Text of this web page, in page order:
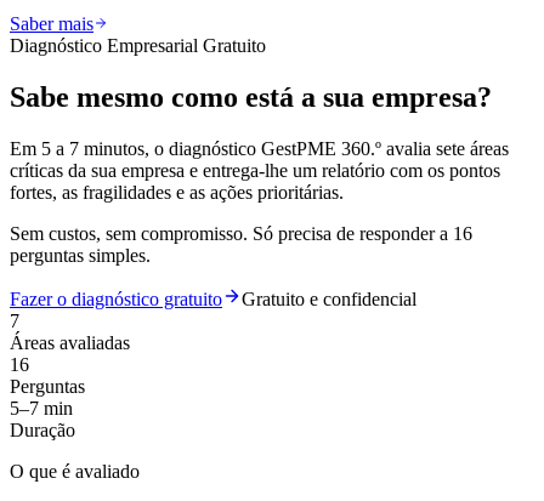
Saber mais
Diagnóstico Empresarial Gratuito
Sabe mesmo como está a sua empresa?
Em 5 a 7 minutos, o diagnóstico GestPME 360.º avalia sete áreas
críticas da sua empresa e entrega-lhe um relatório com os pontos
fortes, as fragilidades e as ações prioritárias.
Sem custos, sem compromisso. Só precisa de responder a 16
perguntas simples.
Fazer o diagnóstico gratuito
Gratuito e confidencial
7
Áreas avaliadas
16
Perguntas
5–7 min
Duração
O que é avaliado